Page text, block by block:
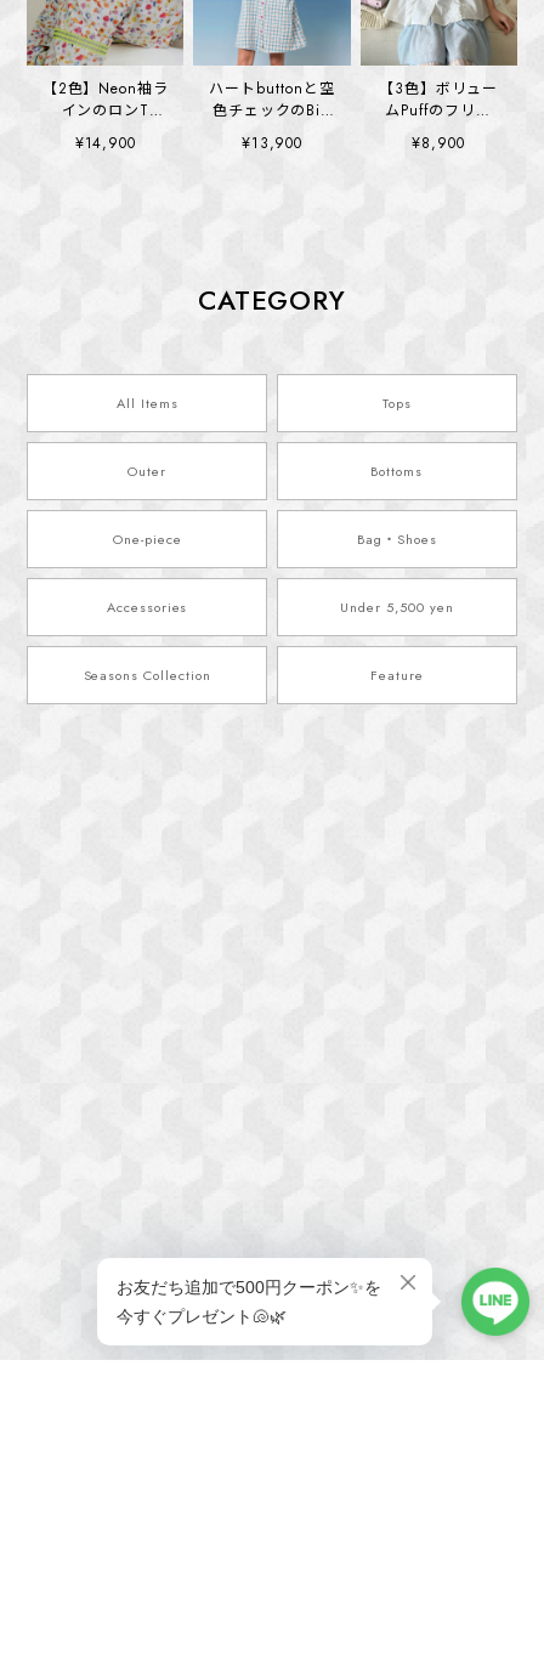
【2色】Neon袖ラ
インのロンT
(kai1355)
¥14,900
ハートbuttonと空
色チェックのBig
collar ワンピース
(kai1328)
¥13,900
【3色】ボリュー
ムPuffのフリル
Cotton blouse
(kai1365)
¥8,900
CATEGORY
All Items Tops
Outer Bottoms
One-piece Bag・Shoes
Accessories Under 5,500 yen
Seasons Collection Feature